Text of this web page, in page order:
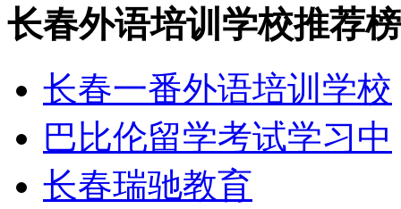
长春外语培训学校推荐榜
长春一番外语培训学校
巴比伦留学考试学习中
长春瑞驰教育